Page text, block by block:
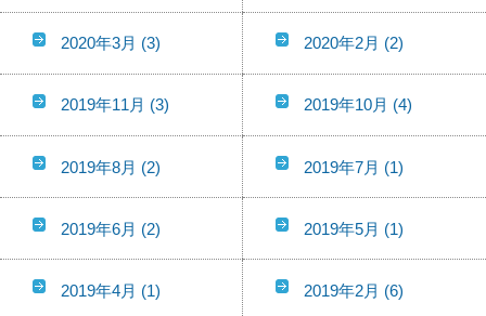
2020年3月 (3) 2020年2月 (2)
2019年11月 (3) 2019年10月 (4)
2019年8月 (2) 2019年7月 (1)
2019年6月 (2) 2019年5月 (1)
2019年4月 (1) 2019年2月 (6)